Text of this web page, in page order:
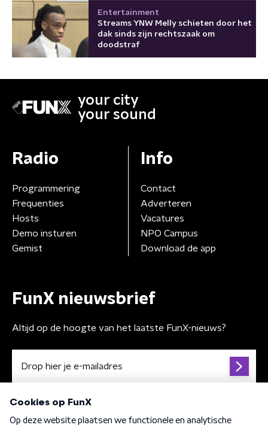
Entertainment
Streams YNW Melly schieten door het
dak sinds zijn rechtszaak om
doodstraf
your city
your sound
Radio
Programmering
Frequenties
Hosts
Demo insturen
Gemist
Info
Contact
Adverteren
Vacatures
NPO Campus
Download de app
FunX nieuwsbrief
Altijd op de hoogte van het laatste FunX-nieuws?